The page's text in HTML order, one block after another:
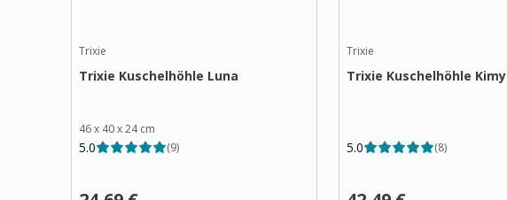
Trixie
Trixie Kuschelhöhle Luna
46 x 40 x 24 cm
5.0 (9)
Trixie
Trixie Kuschelhöhle Kimy
5.0 (8)